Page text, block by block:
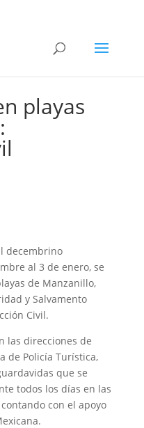
playas
decembrino
al 3 de enero, se
de Manzanillo,
y Salvamento
Civil.
las direcciones de
de Policía Turística,
que se
todos los días en las
con el apoyo